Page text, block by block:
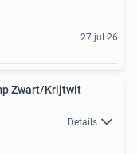
27 jul 26
Zwart/Krijtwit
Details